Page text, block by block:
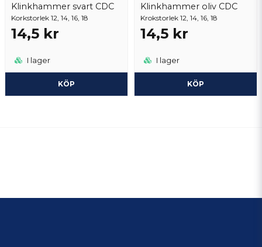
Klinkhammer svart CDC
Korkstorlek 12, 14, 16, 18
14,5 kr
I lager
KÖP
Klinkhammer oliv CDC
Krokstorlek 12, 14, 16, 18
14,5 kr
I lager
KÖP